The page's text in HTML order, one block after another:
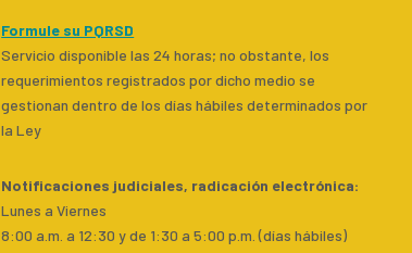
Formule su PQRSD
Servicio disponible las 24 horas; no obstante, los
requerimientos registrados por dicho medio se
gestionan dentro de los días hábiles determinados por
la Ley
Notificaciones judiciales, radicación electrónica:
Lunes a Viernes
8:00 a.m. a 12:30 y de 1:30 a 5:00 p.m. (días hábiles)